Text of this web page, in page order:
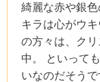
綺麗な赤や銀
キラは心がウ
の方々は、ク
中。 といって
いなのだそう